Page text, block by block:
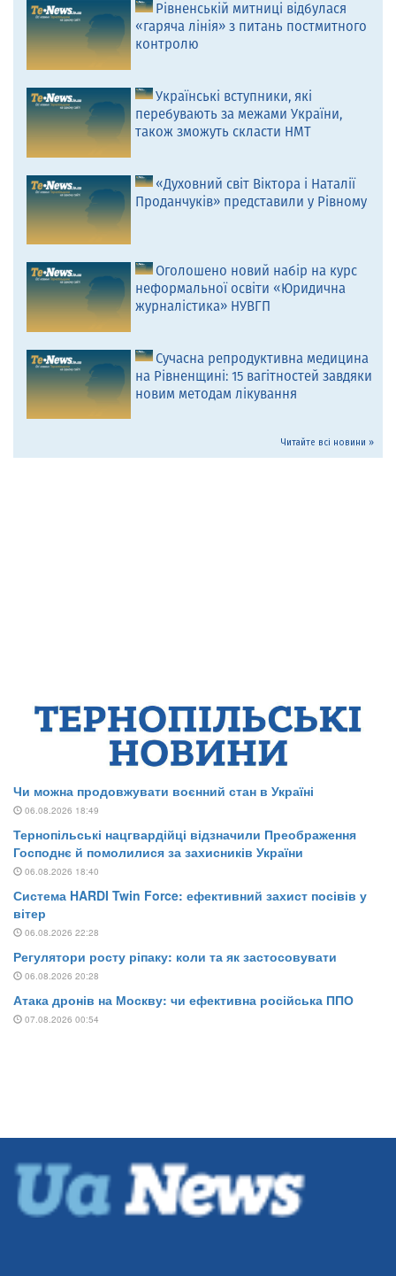
Рівненській митниці відбулася
«гаряча лінія» з питань постмитного
контролю
Українські вступники, які
перебувають за межами України,
також зможуть скласти НМТ
«Духовний світ Віктора і Наталії
Проданчуків» представили у Рівному
Оголошено новий набір на курс
неформальної освіти «Юридична
журналістика» НУВГП
Сучасна репродуктивна медицина
на Рівненщині: 15 вагітностей завдяки
новим методам лікування
Читайте всі новини »